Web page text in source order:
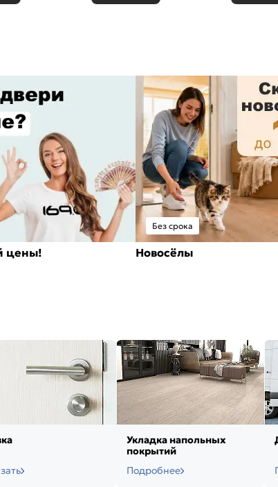
цены!
Без срока
Новосёлы
Укладка напольных
покрытий
Подробнее